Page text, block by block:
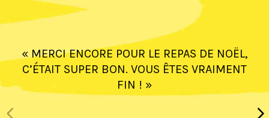
« MERCI ENCORE POUR LE REPAS DE NOËL,
C’ÉTAIT SUPER BON. VOUS ÊTES VRAIMENT
FIN ! »